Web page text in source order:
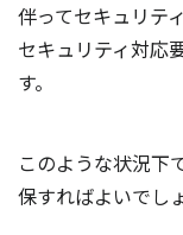
伴ってセキュリテ
セキュリティ対応
す。
このような状況下
保すればよいでし